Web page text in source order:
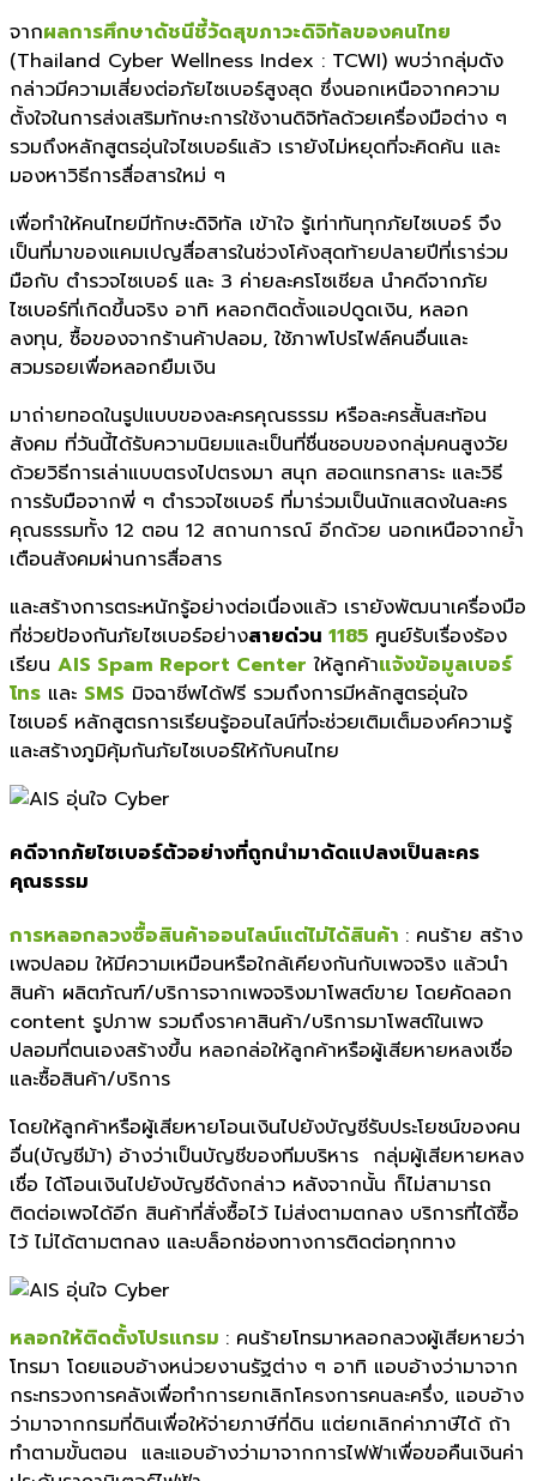
จากผลการศึกษาดัชนีชี้วัดสุขภาวะดิจิทัลของคนไทย
(Thailand Cyber Wellness Index : TCWI) พบว่ากลุ่มดัง
กล่าวมีความเสี่ยงต่อภัยไซเบอร์สูงสุด ซึ่งนอกเหนือจากความ
ตั้งใจในการส่งเสริมทักษะการใช้งานดิจิทัลด้วยเครื่องมือต่าง ๆ
รวมถึงหลักสูตรอุ่นใจไซเบอร์แล้ว เรายังไม่หยุดที่จะคิดค้น และ
มองหาวิธีการสื่อสารใหม่ ๆ
เพื่อทำให้คนไทยมีทักษะดิจิทัล เข้าใจ รู้เท่าทันทุกภัยไซเบอร์ จึง
เป็นที่มาของแคมเปญสื่อสารในช่วงโค้งสุดท้ายปลายปีที่เราร่วม
มือกับ ตำรวจไซเบอร์ และ 3 ค่ายละครโซเชียล นำคดีจากภัย
ไซเบอร์ที่เกิดขึ้นจริง อาทิ หลอกติดตั้งแอปดูดเงิน, หลอก
ลงทุน, ซื้อของจากร้านค้าปลอม, ใช้ภาพโปรไฟล์คนอื่นและ
สวมรอยเพื่อหลอกยืมเงิน
มาถ่ายทอดในรูปแบบของละครคุณธรรม หรือละครสั้นสะท้อน
สังคม ที่วันนี้ได้รับความนิยมและเป็นที่ชื่นชอบของกลุ่มคนสูงวัย
ด้วยวิธีการเล่าแบบตรงไปตรงมา สนุก สอดแทรกสาระ และวิธี
การรับมือจากพี่ ๆ ตำรวจไซเบอร์ ที่มาร่วมเป็นนักแสดงในละคร
คุณธรรมทั้ง 12 ตอน 12 สถานการณ์ อีกด้วย นอกเหนือจากย้ำ
เตือนสังคมผ่านการสื่อสาร
และสร้างการตระหนักรู้อย่างต่อเนื่องแล้ว เรายังพัฒนาเครื่องมือ
ที่ช่วยป้องกันภัยไซเบอร์อย่างสายด่วน 1185 ศูนย์รับเรื่องร้อง
เรียน AIS Spam Report Center ให้ลูกค้าแจ้งข้อมูลเบอร์
โทร และ SMS มิจฉาชีพได้ฟรี รวมถึงการมีหลักสูตรอุ่นใจ
ไซเบอร์ หลักสูตรการเรียนรู้ออนไลน์ที่จะช่วยเติมเต็มองค์ความรู้
และสร้างภูมิคุ้มกันภัยไซเบอร์ให้กับคนไทย
คดีจากภัยไซเบอร์ตัวอย่างที่ถูกนำมาดัดแปลงเป็นละคร
คุณธรรม
การหลอกลวงซื้อสินค้าออนไลน์แต่ไม่ได้สินค้า : คนร้าย สร้าง
เพจปลอม ให้มีความเหมือนหรือใกล้เคียงกันกับเพจจริง แล้วนำ
สินค้า ผลิตภัณฑ์/บริการจากเพจจริงมาโพสต์ขาย โดยคัดลอก
content รูปภาพ รวมถึงราคาสินค้า/บริการมาโพสต์ในเพจ
ปลอมที่ตนเองสร้างขึ้น หลอกล่อให้ลูกค้าหรือผู้เสียหายหลงเชื่อ
และซื้อสินค้า/บริการ
โดยให้ลูกค้าหรือผู้เสียหายโอนเงินไปยังบัญชีรับประโยชน์ของคน
อื่น(บัญชีม้า) อ้างว่าเป็นบัญชีของทีมบริหาร กลุ่มผู้เสียหายหลง
เชื่อ ได้โอนเงินไปยังบัญชีดังกล่าว หลังจากนั้น ก็ไม่สามารถ
ติดต่อเพจได้อีก สินค้าที่สั่งซื้อไว้ ไม่ส่งตามตกลง บริการที่ได้ซื้อ
ไว้ ไม่ได้ตามตกลง และบล็อกช่องทางการติดต่อทุกทาง
หลอกให้ติดตั้งโปรแกรม : คนร้ายโทรมาหลอกลวงผู้เสียหายว่า
โทรมา โดยแอบอ้างหน่วยงานรัฐต่าง ๆ อาทิ แอบอ้างว่ามาจาก
กระทรวงการคลังเพื่อทำการยกเลิกโครงการคนละครึ่ง, แอบอ้าง
ว่ามาจากกรมที่ดินเพื่อให้จ่ายภาษีที่ดิน แต่ยกเลิกค่าภาษีได้ ถ้า
ทำตามขั้นตอน และแอบอ้างว่ามาจากการไฟฟ้าเพื่อขอคืนเงินค่า